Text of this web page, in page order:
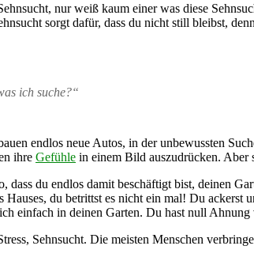
nur weiß kaum einer was diese
sorgt dafür, dass du nicht still bleibst,
ich suche?“
endlos neue Autos, in der unbewussten
ihre Gefühle in einem Bild auszudrücken. Aber
du endlos damit beschäftigt bist, deinen
Hauses, du betrittst es nicht ein mal! Du
einfach in deinen Garten. Du hast null
Sehnsucht. Die meisten Menschen